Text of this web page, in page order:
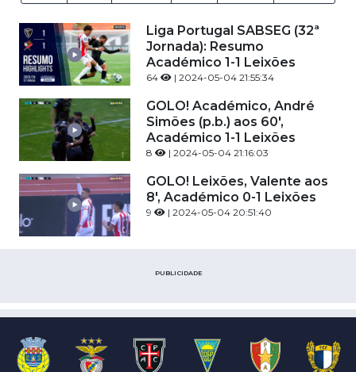
Liga Portugal SABSEG (32ª
Jornada): Resumo
Académico 1-1 Leixões
64 | 2024-05-04 21:55:34
GOLO! Académico, André
Simões (p.b.) aos 60',
Académico 1-1 Leixões
8 | 2024-05-04 21:16:03
GOLO! Leixões, Valente aos
8', Académico 0-1 Leixões
9 | 2024-05-04 20:51:40
PUBLICIDADE